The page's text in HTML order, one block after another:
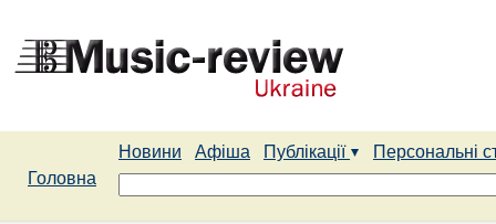
Новини Афіша Публікації
Персональні
Головна